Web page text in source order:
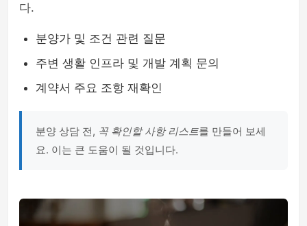
다.
분양가 및 조건 관련 질문
주변 생활 인프라 및 개발 계획 문의
계약서 주요 조항 재확인
분양 상담 전, 꼭 확인할 사항 리스트를 만들어 보세
요. 이는 큰 도움이 될 것입니다.